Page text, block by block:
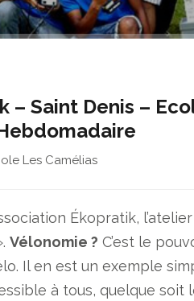
– Saint Denis –
Les Camélias
Ékopratik,
Vélonomie ? C’est le
Il en est un exemple
à tous, quelque soit